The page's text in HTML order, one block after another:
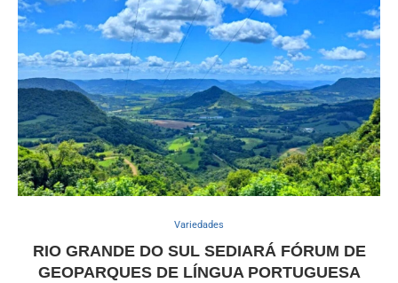
Variedades
RIO GRANDE DO SUL SEDIARÁ FÓRUM DE
GEOPARQUES DE LÍNGUA PORTUGUESA